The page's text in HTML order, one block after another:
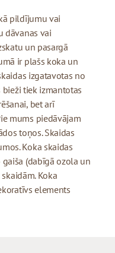
pildījumu vai
dāvanas vai
un pasargā
ir plašs koka un
izgatavotas no
bieži tiek izmantotas
bet arī
mums piedāvājam
toņos. Skaidas
Koka skaidas
(dabīgā ozola un
Koka
elements